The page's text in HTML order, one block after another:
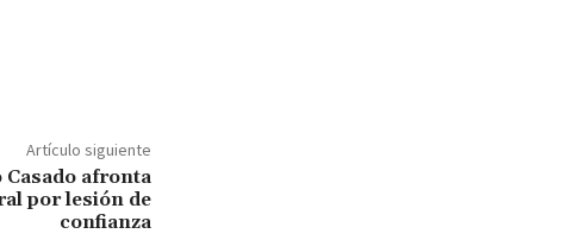
Artículo siguiente
afronta
por lesión de
confianza